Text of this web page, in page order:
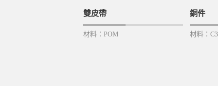
雙皮帶
材料：POM
銅件
材料：